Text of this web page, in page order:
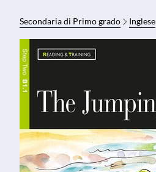
Secondaria di Primo grado Inglese